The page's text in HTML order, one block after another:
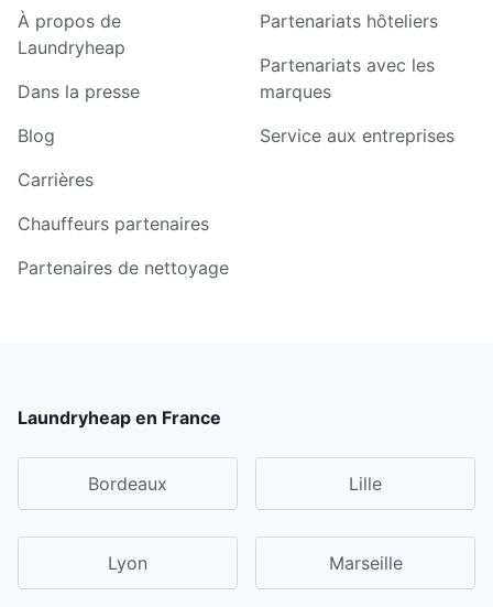
À propos de
Laundryheap
Dans la presse
Blog
Carrières
Chauffeurs partenaires
Partenaires de nettoyage
Partenariats hôteliers
Partenariats avec les
marques
Service aux entreprises
Laundryheap en France
Bordeaux Lille
Lyon Marseille